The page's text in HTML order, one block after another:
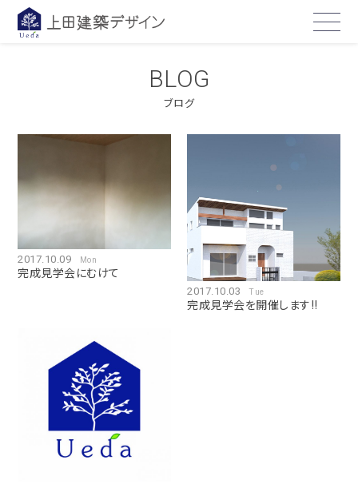
BLOG
ブログ
2017.10.09 Mon
完成見学会にむけて
2017.10.03 Tue
完成見学会を開催します!!